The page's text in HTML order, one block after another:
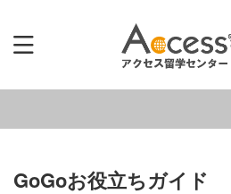
GoGoお役立ちガイド